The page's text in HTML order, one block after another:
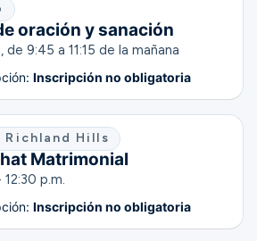
oración y sanación
de 9:45 a 11:15 de la mañana
Inscripción no obligatoria
Richland Hills
Matrimonial
12:30 p.m.
Inscripción no obligatoria